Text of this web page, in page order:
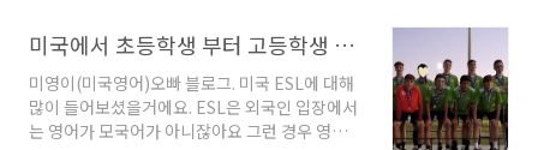
모두 올 수 있다. 식당에는 샐러드바를 ..
이모의 취향인지 ...누나 옷들은 늘 핑크 핑크했고
그로인해 가끔~살짝 감당이 어려웠다? 정도 ~~
어쨌든 쑥쑥 잘 커졌던 누나들 덕분에 우리집도
부자... 됐겠죠??부자됐다고 믿고 다들 좋으면 됐
죠 ㅎㅎ♪♬ 누나 덕분에 감사히 잘 입고 신나는
미국에서 초등학생 부터 고등학생 ESL 패스까지 꿀팁보기/ 성인반 ESL
미영이(미국영어)오빠 블로그. 미국 ESL에 대해
많이 들어보셨을거에요. ESL은 외국인 입장에서
는 영어가 모국어가 아니잖아요 그런 경우 영어